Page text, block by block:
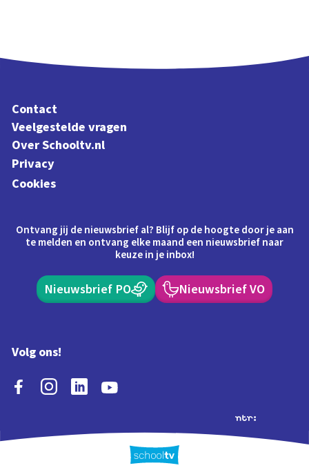
Contact
Veelgestelde vragen
Over Schooltv.nl
Privacy
Cookies
Ontvang jij de nieuwsbrief al? Blijf op de hoogte door je aan
te melden en ontvang elke maand een nieuwsbrief naar
keuze in je inbox!
Nieuwsbrief PO Nieuwsbrief VO
Volg ons!